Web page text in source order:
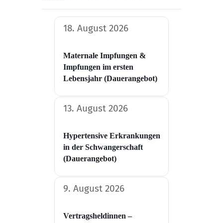
18. August 2026
Maternale Impfungen &
Impfungen im ersten
Lebensjahr (Dauerangebot)
13. August 2026
Hypertensive Erkrankungen
in der Schwangerschaft​
(Dauerangebot)
9. August 2026
Vertragsheldinnen –